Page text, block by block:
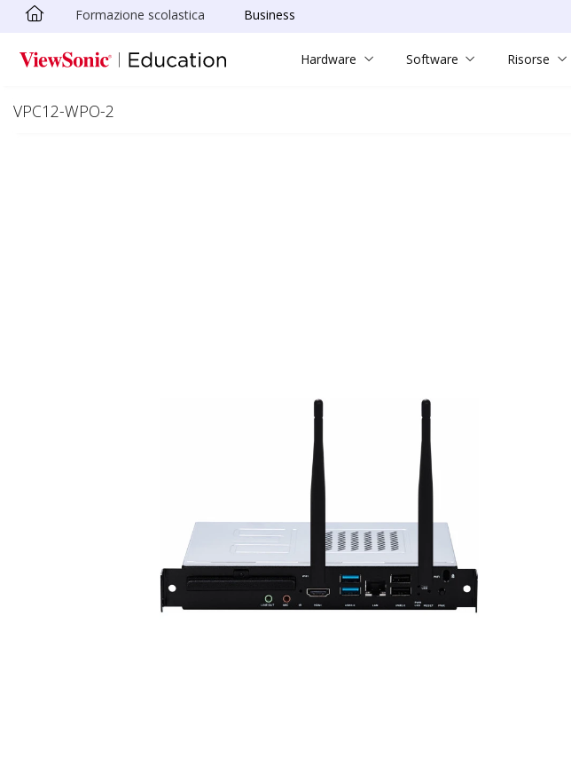
Skip to main content
Formazione scolastica Business
Hardware Software Risorse
VPC12-WPO-2